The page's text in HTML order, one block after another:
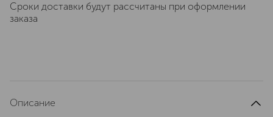
Сроки доставки будут рассчитаны при оформлении
заказа
Описание